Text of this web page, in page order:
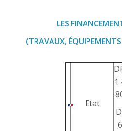
LES
(TRAVAUX,
Etat
1